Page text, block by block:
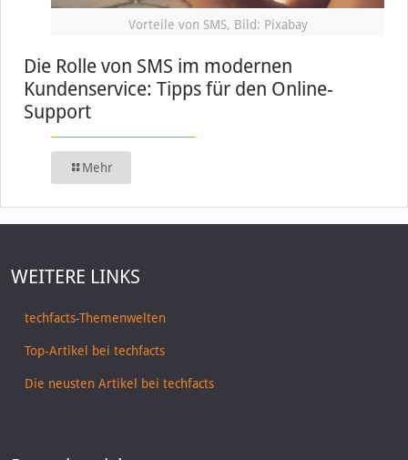
Vorteile von SMS, Bild: Pixabay
Die Rolle von SMS im modernen
Kundenservice: Tipps für den Online-
Support
Mehr
WEITERE LINKS
techfacts-Themenwelten
Top-Artikel bei techfacts
Die neusten Artikel bei techfacts